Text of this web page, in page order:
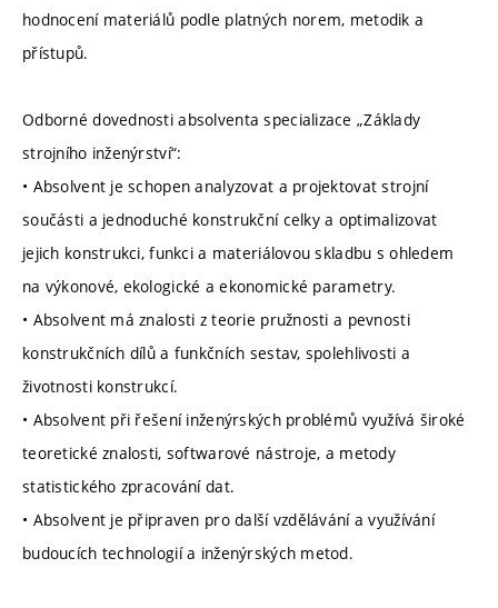
hodnocení materiálů podle platných norem, metodik a
přístupů.
Odborné dovednosti absolventa specializace „Základy
strojního inženýrství“:
• Absolvent je schopen analyzovat a projektovat strojní
součásti a jednoduché konstrukční celky a optimalizovat
jejich konstrukci, funkci a materiálovou skladbu s ohledem
na výkonové, ekologické a ekonomické parametry.
• Absolvent má znalosti z teorie pružnosti a pevnosti
konstrukčních dílů a funkčních sestav, spolehlivosti a
životnosti konstrukcí.
• Absolvent při řešení inženýrských problémů využívá široké
teoretické znalosti, softwarové nástroje, a metody
statistického zpracování dat.
• Absolvent je připraven pro další vzdělávání a využívání
budoucích technologií a inženýrských metod.